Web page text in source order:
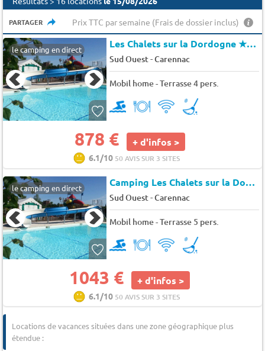
PARTAGER Prix TTC par semaine (Frais de dossier inclus)
le camping en direct Les Chalets sur la Dordogne★★★
Sud Ouest-Carennac
Mobil home - Terrasse 4 pers.
878 € + d'infos >
6.1/10 50 AVIS SUR 3 SITES
le camping en direct Camping Les Chalets sur la Dordogne à Girac
Sud Ouest-Carennac
Mobil home - Terrasse 5 pers.
1043 € + d'infos >
6.1/10 50 AVIS SUR 3 SITES
Locations de vacances situées dans une zone géographique plus
étendue :